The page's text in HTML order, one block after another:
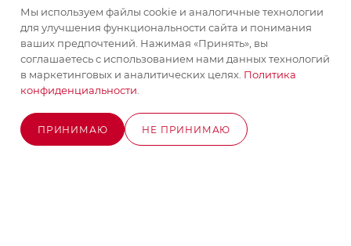
В КОРЗИНУ
КОМПАНИЯ
КАК КУПИТЬ
КОНТАКТЫ
Мы используем файлы cookie и аналогичные технологии
для улучшения функциональности сайта и понимания
ваших предпочтений. Нажимая «Принять», вы
соглашаетесь с использованием нами данных технологий
в маркетинговых и аналитических целях. Политика
конфиденциальности
ПРИНИМАЮ НЕ ПРИНИМАЮ